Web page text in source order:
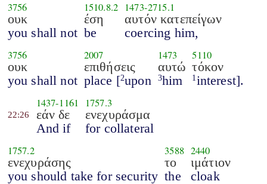
3756
ουκ
you shall not
1510.8.2
έση
be
1473-2715.1
αυτόν κατεπείγων
coercing him,
3756
ουκ
you shall not
2007
επιθήσεις
place [2upon
1473
αυτώ
3him
5110
τόκον
1 interest].
22:26
1437-1161
εάν δε
And if
1757.3
ενεχυράσμα
for collateral
1757.2
ενεχυράσης
you should take for security
3588
το
the
2440
ιμάτιον
cloak